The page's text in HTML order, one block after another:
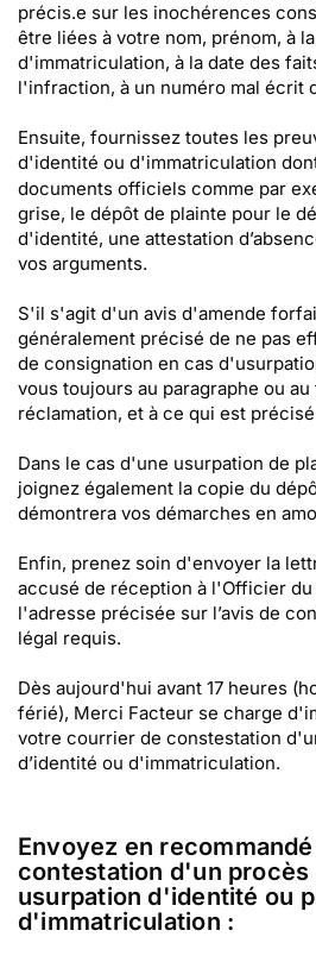
précis.e sur les inochérences
être liées à votre nom, prénom, à
d'immatriculation, à la date des
l'infraction, à un numéro mal écrit
Ensuite, fournissez toutes les
d'identité ou d'immatriculation
documents officiels comme par
grise, le dépôt de plainte pour le
d'identité, une attestation
vos arguments.
S'il s'agit d'un avis d'amende
généralement précisé de ne pas
de consignation en cas
vous toujours au paragraphe ou
réclamation, et à ce qui est
Dans le cas d'une usurpation de
joignez également la copie du
démontrera vos démarches en
Enfin, prenez soin d'envoyer la
accusé de réception à l'Officier
l'adresse précisée sur l’avis de
légal requis.
Dès aujourd'hui avant 17 heures
férié), Merci Facteur se charge
votre courrier de constestation
d’identité ou d'immatriculation.
Envoyez en
contestation d'un procès
usurpation d'identité ou
d'immatriculation :